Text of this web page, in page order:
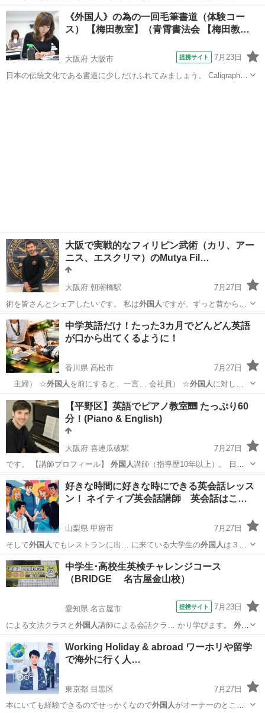
は日本語を話せませ…
北海道 小樽市 英会話
《外国人》の為の一回毛筆書道（体験コー
ス） 【梅田教室】（青霄書法会 【梅田教…
大阪府 大阪市 提携サイト 7月23日
日本の伝統文化である書道に少しだけふれてみましょう。 Caligraphy
大阪で実戦的なフィリピン武術（カリ、アー
ニス、エスクリマ）のMutya Fil…
大阪府 朝潮橋駅
7月27日
術を皆さんとシェアしたいです。 私は外国人 ですが、ずっと昔から日
本に住んでいます…
大阪 大阪市 朝潮橋駅 空手/他格闘技 カリ
中学英語だけ！たった3カ月でどんどん英語
が口から出てくるように！
香川県 高松市
7月27日
主婦） ☆外国人 を前にすると、一言… 会社員） ☆外国人に対し
て、ブロック…
香川 高松市 英語 コーチング
【平野区】英語でピアノ教室🎹 たっぷり60
分！(Piano & English)
大阪府 喜連瓜破駅
7月27日
です。 【講師プロフィール】 外国人講師（指導歴10年以上）。 日本
語も…
大阪 大阪市 喜連瓜破駅 ピアノ Lessons
好きな時間に好きな時にできる英会話レッス
ン！ ネイティブ英会話講師 英会話はこ…
山梨県 甲府市
7月27日
そして外国人 でもレストランに出… に来ている大学生の外国人 は３カ
国語を話せて… ている。 無料で外国人と話せるアプリなど…
山梨 甲府市 英語
中学生･高校生英検チャレンジコース
（BRIDGE 名古屋金山校）
愛知県 名古屋市 提携サイト 7月23日
による文法クラスと 外国人講師による会話クラ… かり学びます。 外国
人講師による会話クラ…
愛知 名古屋市
Working Holiday & abroad ワーホリや留学
で海外に行く人…
東京都 目黒区
7月27日
本にいても経験できるのでせっかくなので外国人がオーナーのところ